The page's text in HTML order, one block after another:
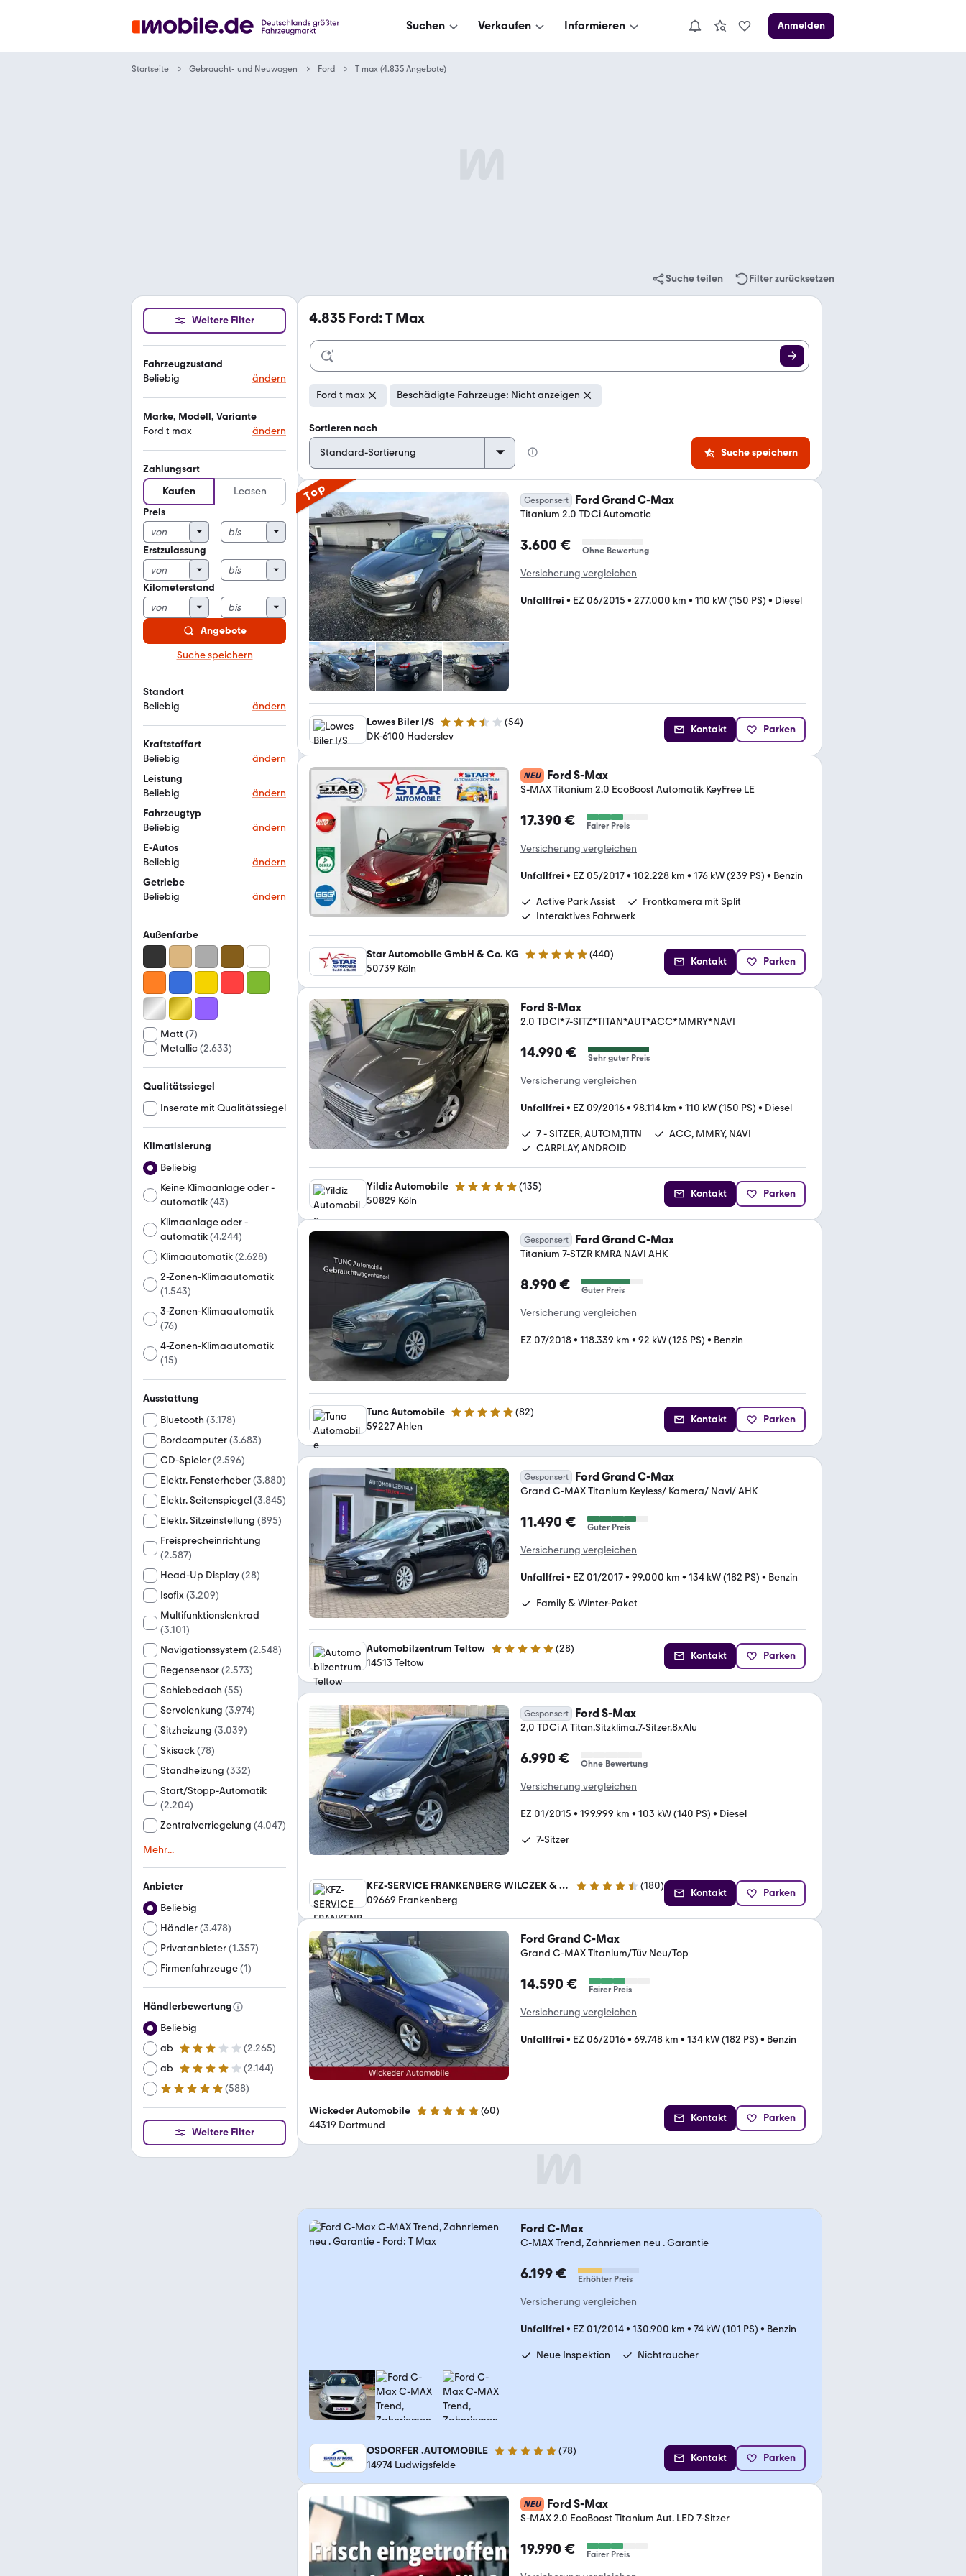
Suchen Verkaufen Informieren Anmelden
Startseite Gebraucht- und Neuwagen Ford T max (4.835 Angebote)
Suche teilen Filter zurücksetzen
Weitere Filter
Fahrzeugzustand
Beliebig
ändern
Marke, Modell, Variante
Ford t max
ändern
Zahlungsart
Kaufen
Leasen
Preis
Erstzulassung
Kilometerstand
Angebote
Suche speichern
Standort
Beliebig
ändern
Kraftstoffart
Beliebig
ändern
Leistung
Beliebig
ändern
Fahrzeugtyp
Beliebig
ändern
E-Autos
Beliebig
ändern
Getriebe
Beliebig
ändern
Außenfarbe
Matt (7)
Metallic(2.633)
Qualitätssiegel
Inserate mit Qualitätssiegel
Klimatisierung
Beliebig
Keine Klimaanlage oder -
automatik(43)
Klimaanlage oder -
automatik(4.244)
Klimaautomatik(2.628)
2-Zonen-Klimaautomatik
(1.543)
3-Zonen-Klimaautomatik
(76)
4-Zonen-Klimaautomatik
(15)
Ausstattung
Bluetooth (3.178)
Bordcomputer(3.683)
CD-Spieler(2.596)
Elektr. Fensterheber(3.880)
Elektr. Seitenspiegel(3.845)
Elektr. Sitzeinstellung (895)
Freisprecheinrichtung
(2.587)
Head-Up Display(28)
Isofix(3.209)
Multifunktionslenkrad
(3.101)
Navigationssystem (2.548)
Regensensor(2.573)
Schiebedach (55)
Servolenkung (3.974)
Sitzheizung (3.039)
Skisack(78)
Standheizung (332)
Start/Stopp-Automatik
(2.204)
Zentralverriegelung (4.047)
Mehr...
Anbieter
Beliebig
Händler(3.478)
Privatanbieter(1.357)
Firmenfahrzeuge(1)
Händlerbewertung
Beliebig
ab
3 Sterne (2.265)
ab
4 Sterne (2.144)
ab
5 Sterne (588)
Weitere Filter
4.835 Ford: T Max
Ford t max Beschädigte Fahrzeuge: Nicht anzeigen
Sortieren nach
Suche speichern
Top Gesponsert Ford Grand C-Max
Titanium 2.0 TDCi Automatic
3.600 € Ohne Bewertung
Versicherung vergleichen
Unfallfrei • EZ 06/2015 • 277.000 km • 110 kW (150 PS) • Diesel
Lowes Biler I/S 3.6 Sterne (54)
DK-6100 Haderslev
Kontakt Parken
NEU Ford S-Max
S-MAX Titanium 2.0 EcoBoost Automatik KeyFree LE
17.390 € Fairer Preis
Versicherung vergleichen
Unfallfrei • EZ 05/2017• 102.228 km • 176 kW (239 PS) • Benzin
Active Park Assist
Frontkamera mit Split
Interaktives Fahrwerk
Star Automobile GmbH & Co. KG 4.8 Sterne (440)
50739 Köln
Kontakt Parken
Ford S-Max
2.0 TDCI*7-SITZ*TITAN*AUT*ACC*MMRY*NAVI
14.990 € Sehr guter Preis
Versicherung vergleichen
Unfallfrei • EZ 09/2016• 98.114 km • 110 kW (150 PS) • Diesel
7 - SITZER, AUTOM,TITN
ACC, MMRY, NAVI
CARPLAY, ANDROID
Yildiz Automobile 5 Sterne (135)
50829 Köln
Kontakt Parken
Gesponsert Ford Grand C-Max
Titanium 7-STZR KMRA NAVI AHK
8.990 € Guter Preis
Versicherung vergleichen
EZ 07/2018• 118.339 km • 92 kW (125 PS) • Benzin
Tunc Automobile 5 Sterne (82)
59227 Ahlen
Kontakt Parken
Gesponsert Ford Grand C-Max
Grand C-MAX Titanium Keyless/ Kamera/ Navi/ AHK
11.490 € Guter Preis
Versicherung vergleichen
Unfallfrei • EZ 01/2017• 99.000 km • 134 kW (182 PS) • Benzin
Family & Winter-Paket
Automobilzentrum Teltow 5 Sterne (28)
14513 Teltow
Kontakt Parken
Gesponsert Ford S-Max
2,0 TDCi A Titan.Sitzklima.7-Sitzer.8xAlu
6.990 € Ohne Bewertung
Versicherung vergleichen
EZ 01/2015 • 199.999 km • 103 kW (140 PS) • Diesel
7-Sitzer
KFZ-SERVICE FRANKENBERG WILCZEK & HAFERKORN AUTOMOBILE OHG 4.6 Sterne (180)
09669 Frankenberg
Kontakt Parken
Ford Grand C-Max
Grand C-MAX Titanium/Tüv Neu/Top
14.590 € Fairer Preis
Versicherung vergleichen
Unfallfrei • EZ 06/2016• 69.748 km • 134 kW (182 PS) • Benzin
Wickeder Automobile 4.9 Sterne (60)
44319 Dortmund
Kontakt Parken
Ford C-Max
C-MAX Trend, Zahnriemen neu . Garantie
6.199 € Erhöhter Preis
Versicherung vergleichen
Unfallfrei • EZ 01/2014• 130.900 km • 74 kW (101 PS) • Benzin
Neue Inspektion Nichtraucher
OSDORFER .AUTOMOBILE 5 Sterne (78)
14974 Ludwigsfelde
Kontakt Parken
NEU Ford S-Max
S-MAX 2.0 EcoBoost Titanium Aut. LED 7-Sitzer
19.990 € Fairer Preis